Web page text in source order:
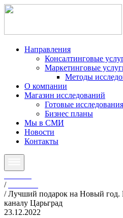
Направления
Консалтинговые
Маркетинговые
Методы
О компании
Магазин исследований
Готовые исследования
Бизнес планы
Мы в СМИ
Новости
Контакты
/
/Лучший подарок на Новый год.
каналу Царьград
23.12.2022